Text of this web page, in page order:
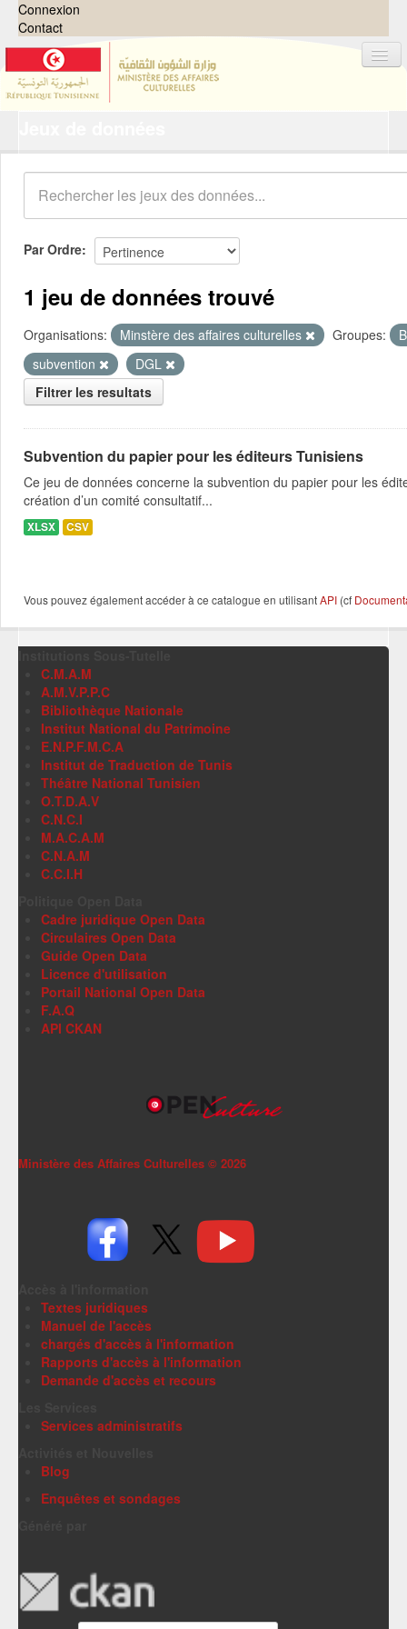
Connexion
Contact
Organisations
Groupes
Demandes 0
À propos
Par Ordre
1 jeu de données trouvé
Organisations: Minstère des affaires culturelles Groupes:
subvention
DGL
Filtrer les resultats
Subvention du papier pour les éditeurs Tunisiens
Ce jeu de données concerne la subvention du papier pour les
création d’un comité consultatif...
XLSX CSV
Vous pouvez également accéder à ce catalogue en utilisantAPI (cf
C.M.A.M
A.M.V.P.P.C
Bibliothèque Nationale
Institut National du Patrimoine
E.N.P.F.M.C.A
Institut de Traduction de Tunis
Théâtre National Tunisien
O.T.D.A.V
C.N.C.I
M.A.C.A.M
C.N.A.M
C.C.I.H
Cadre juridique Open Data
Circulaires Open Data
Guide Open Data
Licence d'utilisation
Portail National Open Data
F.A.Q
API CKAN
Ministère des Affaires Culturelles © 2026
Textes juridiques
Manuel de l'accès
chargés d'accès à l'information
Rapports d'accès à l'information
Demande d'accès et recours
Services administratifs
Blog
Enquêtes et sondages